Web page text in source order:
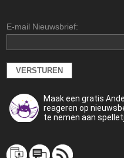
E-mail Nieuwsbrief:
Maak een gratis
reageren op
te nemen aan